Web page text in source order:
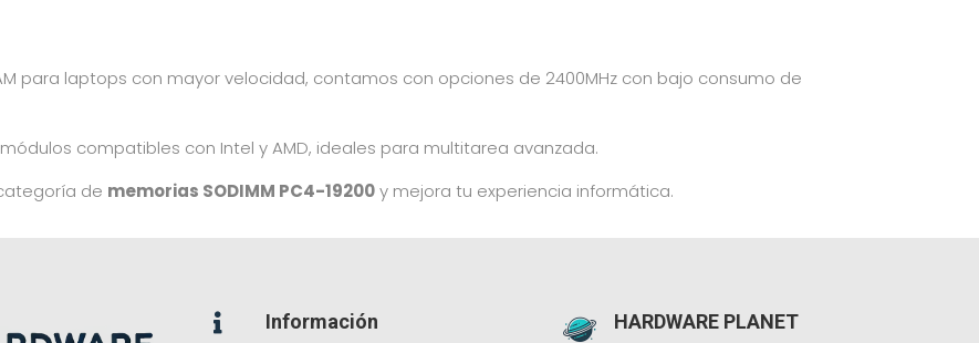
para laptops con mayor velocidad, contamos con opciones de 2400MHz con bajo consumo de
compatibles con Intel y AMD, ideales para multitarea avanzada.
de memorias SODIMM PC4-19200y mejora tu experiencia informática.

Información
HARDWARE PLANET